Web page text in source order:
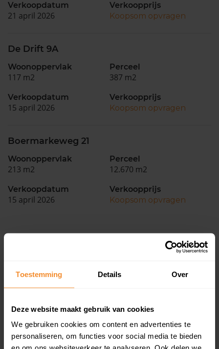
Toestemming Details Over
Deze website maakt gebruik van cookies
We gebruiken cookies om content en advertenties te
personaliseren, om functies voor social media te bieden
Verkoopdatum
21 april 2026
Verkoopprijs
Koopsom opvragen
De Drift 9A
Woonoppervlak
117 m2
Perceel
387 m2
Verkoopdatum
15 april 2026
Verkoopprijs
Koopsom opvragen
Boermarkeweg 21
Woonoppervlak
213 m2
Perceel
12.670 m2
Verkoopdatum
15 april 2026
Verkoopprijs
Koopsom opvragen
52%
48%